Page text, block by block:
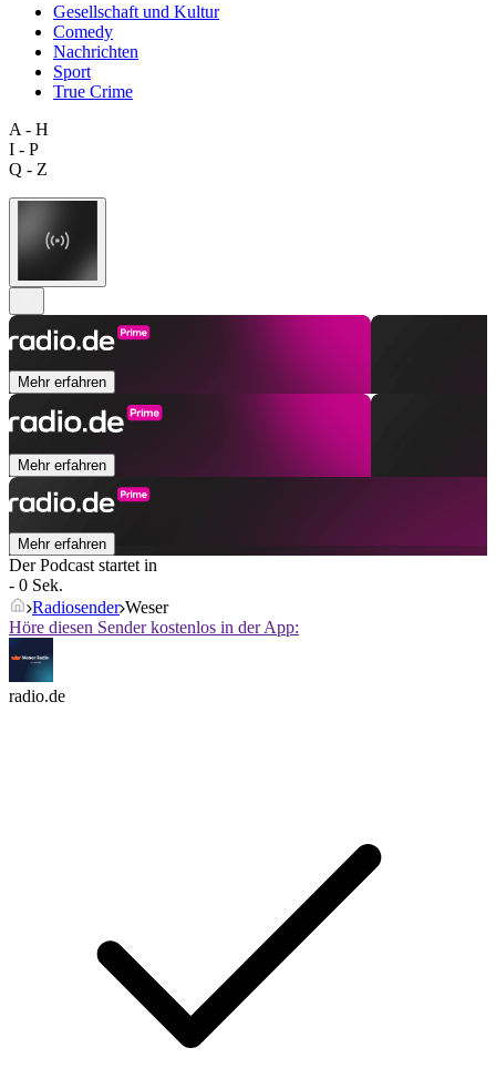
Gesellschaft und Kultur
Comedy
Nachrichten
Sport
True Crime
A - H
I - P
Q - Z
Mehr erfahren
Mehr erfahren
Mehr erfahren
Der Podcast startet in
- 0 Sek.
Radiosender Weser
Höre diesen Sender kostenlos in der App:
radio.de